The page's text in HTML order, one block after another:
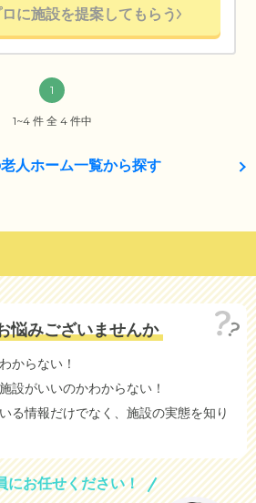
に施設を提案してもらう
1
1~4 件 全 4 件中
人ホーム一覧から探す
悩みございませんか
からない！
設がいいのかわからない！
る情報だけでなく、施設の実態を知り
にお任せください！